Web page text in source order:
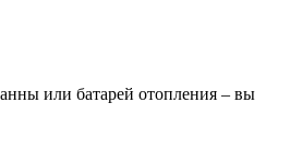
или батарей отопления – вы